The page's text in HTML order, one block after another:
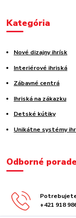
Kategória
Nové dizajny ihrísk
Interiérové ihriská
Zábavné centrá
Ihriská na zákazku
Detské kútiky
Unikátne systémy
Odborné
+421 918